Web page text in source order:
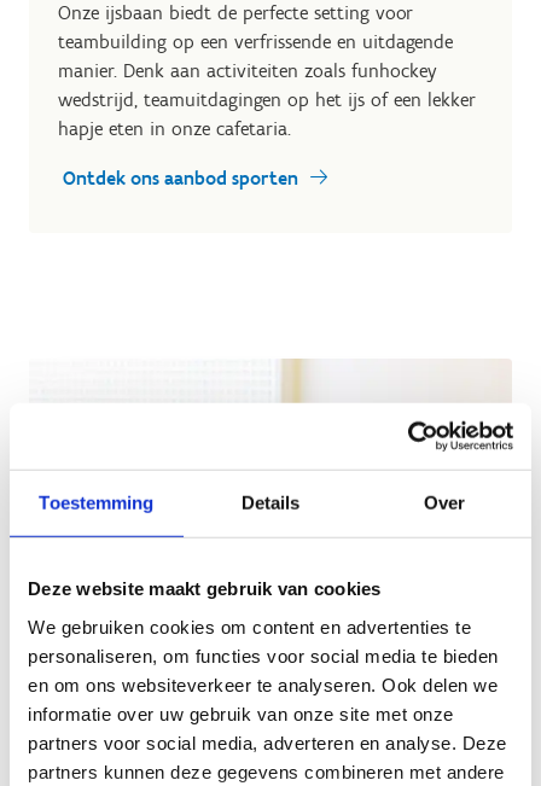
Toestemming Details Over
Deze website maakt gebruik van cookies
We gebruiken cookies om content en advertenties te
personaliseren, om functies voor social media te bieden
en om ons websiteverkeer te analyseren. Ook delen we
informatie over uw gebruik van onze site met onze
partners voor social media, adverteren en analyse. Deze
partners kunnen deze gegevens combineren met andere
Onze ijsbaan biedt de perfecte setting voor
teambuilding op een verfrissende en uitdagende
manier. Denk aan activiteiten zoals funhockey
wedstrijd, teamuitdagingen op het ijs of een lekker
hapje eten in onze cafetaria.
Ontdek ons aanbod sporten
Kom bij ons vergaderen